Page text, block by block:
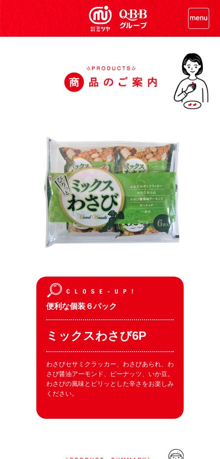
便利な個装６パック
ミックスわさび6P
わさびセサミクラッカー、わさびあられ、わ
さび醤油アーモンド、ピーナッツ、いか豆。
わさびの風味とピリッとした辛さをお楽しみ
ください。